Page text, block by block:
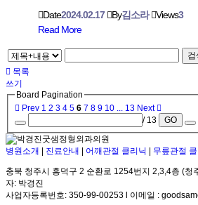
Date2024.02.17 By김소라 Views3
Read More
검
목록
쓰기
Board Pagination
Prev 1 2 3 4 5 6 7 8 9 10 13 Next
/ 13
GO
병원소개 진료안내 어깨관절 클리닉 무릎관절
충북 청주시 흥덕구 2 순환로 1254번지 2,3,4층 (청
자: 박경진
사업자등록번호: 350-99-00253 l 이메일 :